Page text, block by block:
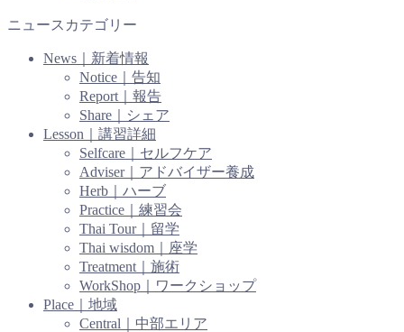
ニュースカテゴリー
News｜新着情報
Notice｜告知
Report｜報告
Share｜シェア
Lesson｜講習詳細
Selfcare｜セルフケア
Adviser｜アドバイザー養成
Herb｜ハーブ
Practice｜練習会
Thai Tour｜留学
Thai wisdom｜座学
Treatment｜施術
WorkShop｜ワークショップ
Place｜地域
Central｜中部エリア